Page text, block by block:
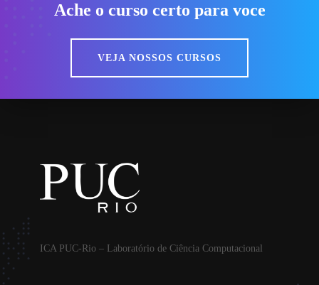
Ache o curso certo para voce
VEJA NOSSOS CURSOS
ICA PUC-Rio – Laboratório de Ciência Computacional